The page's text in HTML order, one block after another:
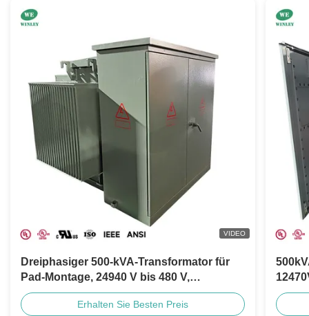
VIDEO
Dreiphasiger 500-kVA-Transformator für
Pad-Montage, 24940 V bis 480 V,
ölgetauchter Verteilungsnetztransformator,
UL-zertifiziertErhalten Sie Besten Preis